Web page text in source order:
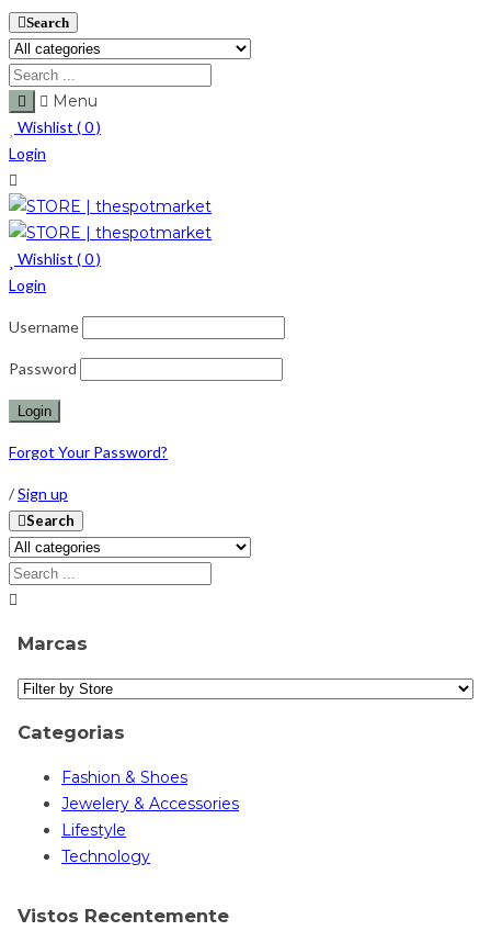
Search
Menu
Wishlist (0)
Login
Wishlist (0)
Login
Username
Password
Forgot Your Password?
/Sign up
Search
Marcas
Categorias
Fashion & Shoes
Jewelery & Accessories
Lifestyle
Technology
Vistos Recentemente